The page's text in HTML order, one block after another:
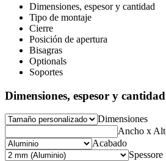
Dimensiones, espesor y cantidad
Tipo de montaje
Cierre
Posición de apertura
Bisagras
Optionals
Soportes
Dimensiones, espesor y cantidad
Dimensiones
Ancho x
Acabado
Spessore